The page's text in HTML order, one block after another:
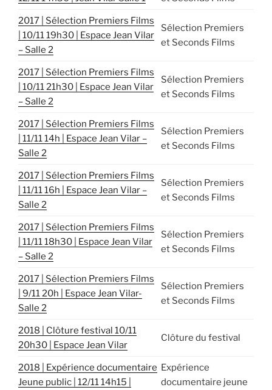
2017 | Sélection Premiers Films
| 10/11 19h30 | Espace Jean Vilar
– Salle 2
Sélection Premiers
et Seconds Films
2017 | Sélection Premiers Films
| 10/11 21h30 | Espace Jean Vilar
– Salle 2
Sélection Premiers
et Seconds Films
2017 | Sélection Premiers Films
| 11/11 14h | Espace Jean Vilar –
Salle 2
Sélection Premiers
et Seconds Films
2017 | Sélection Premiers Films
| 11/11 16h | Espace Jean Vilar –
Salle 2
Sélection Premiers
et Seconds Films
2017 | Sélection Premiers Films
| 11/11 18h30 | Espace Jean Vilar
– Salle 2
Sélection Premiers
et Seconds Films
2017 | Sélection Premiers Films
| 9/11 20h | Espace Jean Vilar-
Salle 2
Sélection Premiers
et Seconds Films
2018 | Clôture festival 10/11
20h30 | Espace Jean Vilar
Clôture du festival
2018 | Expérience documentaire
Jeune public | 12/11 14h15 |
Expérience
documentaire jeune